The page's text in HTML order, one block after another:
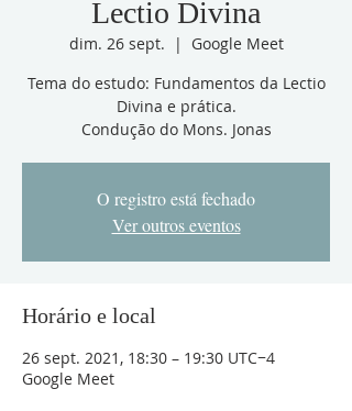
Lectio Divina
dim. 26 sept.
  |
Google Meet
Tema do estudo: Fundamentos da Lectio
Divina e prática.
Condução do Mons. Jonas
O registro está fechado
Ver outros eventos
Horário e local
26 sept. 2021, 18:30 – 19:30 UTC−4
Google Meet